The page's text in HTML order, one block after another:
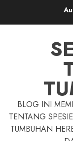
BLOG INI
TENTANG
TUMBUHAN